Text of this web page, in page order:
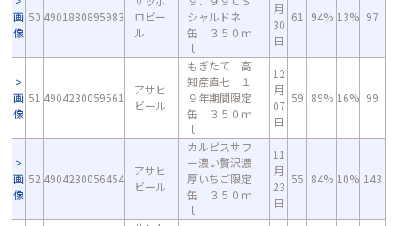
画
像
50 4901880895983
ロビー
ル
シャルドネ
缶 ３５０ｍ
ｌ
月
30
日
61 94% 13% 97
画
像
51 4904230059561
アサヒ
ビール
もぎたて 高
知産直七 １
９年期間限定
缶 ３５０ｍ
ｌ
12
月
07
日
59 89% 16% 99
画
像
52 4904230056454
アサヒ
ビール
カルピスサワ
ー濃い贅沢濃
厚いちご限定
缶 ３５０ｍ
ｌ
11
月
23
日
55 84% 10% 143